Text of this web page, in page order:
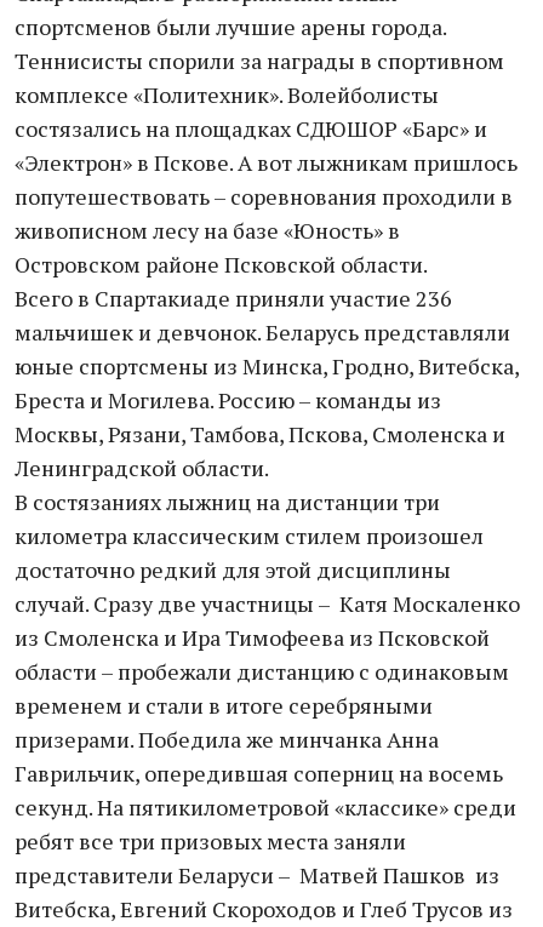
спортсменов были лучшие арены города.
Теннисисты спорили за награды в спортивном
комплексе «Политехник». Волейболисты
состязались на площадках СДЮШОР «Барс» и
«Электрон» в Пскове. А вот лыжникам пришлось
попутешествовать – соревнования проходили в
живописном лесу на базе «Юность» в
Островском районе Псковской области.
Всего в Спартакиаде приняли участие 236
мальчишек и девчонок. Беларусь представляли
юные спортсмены из Минска, Гродно, Витебска,
Бреста и Могилева. Россию – команды из
Москвы, Рязани, Тамбова, Пскова, Смоленска и
Ленинградской области.
В состязаниях лыжниц на дистанции три
километра классическим стилем произошел
достаточно редкий для этой дисциплины
случай. Сразу две участницы – Катя Москаленко
из Смоленска и Ира Тимофеева из Псковской
области – пробежали дистанцию с одинаковым
временем и стали в итоге серебряными
призерами. Победила же минчанка Анна
Гаврильчик, опередившая соперниц на восемь
секунд. На пятикилометровой «классике» среди
ребят все три призовых места заняли
представители Беларуси – Матвей Пашков из
Витебска, Евгений Скороходов и Глеб Трусов из